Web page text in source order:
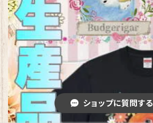
ショップに質問する